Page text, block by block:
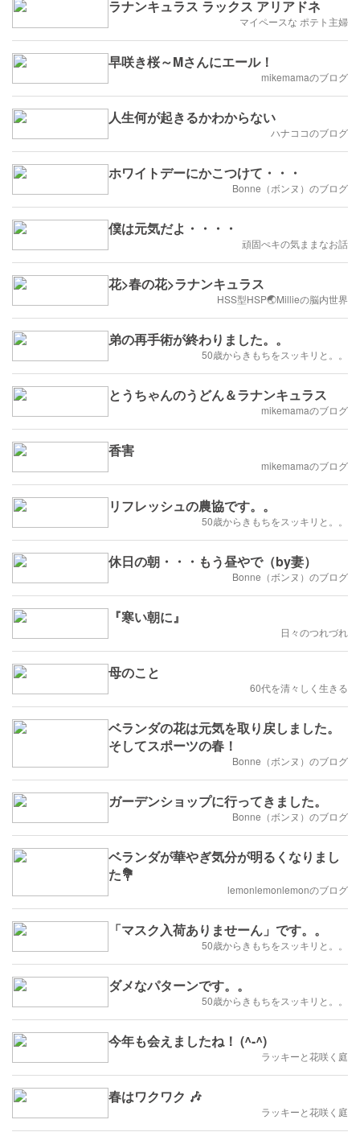
ラナンキュラス ラックス アリアドネ
マイペースな ポテト主婦
早咲き桜～Mさんにエール！
mikemamaのブログ
人生何が起きるかわからない
ハナココのブログ
ホワイトデーにかこつけて・・・
Bonne（ボンヌ）のブログ
僕は元気だよ・・・・
頑固ぺキの気ままなお話
花>春の花>ラナンキュラス
HSS型HSP🌏Millieの脳内世界
弟の再手術が終わりました。。
50歳からきもちをスッキリと。。
とうちゃんのうどん＆ラナンキュラス
mikemamaのブログ
香害
mikemamaのブログ
リフレッシュの農協です。。
50歳からきもちをスッキリと。。
休日の朝・・・もう昼やで（by妻）
Bonne（ボンヌ）のブログ
『寒い朝に』
日々のつれづれ
母のこと
60代を清々しく生きる
ベランダの花は元気を取り戻しました。
そしてスポーツの春！
Bonne（ボンヌ）のブログ
ガーデンショップに行ってきました。
Bonne（ボンヌ）のブログ
ベランダが華やぎ気分が明るくなりまし
た💐
lemonlemonlemonのブログ
「マスク入荷ありませーん」です。。
50歳からきもちをスッキリと。。
ダメなパターンです。。
50歳からきもちをスッキリと。。
今年も会えましたね！ (^-^)
ラッキーと花咲く庭
春はワクワク 🎶
ラッキーと花咲く庭